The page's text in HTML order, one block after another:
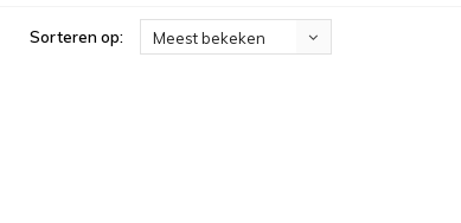
Sorteren op: Meest bekeken